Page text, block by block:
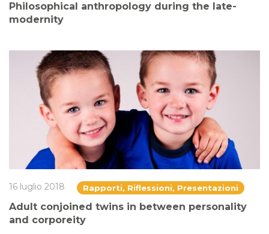
Philosophical anthropology during the late-
modernity
16 luglio 2018 Rapporti, Riflessioni, Presentazioni
Adult conjoined twins in between personality
and corporeity